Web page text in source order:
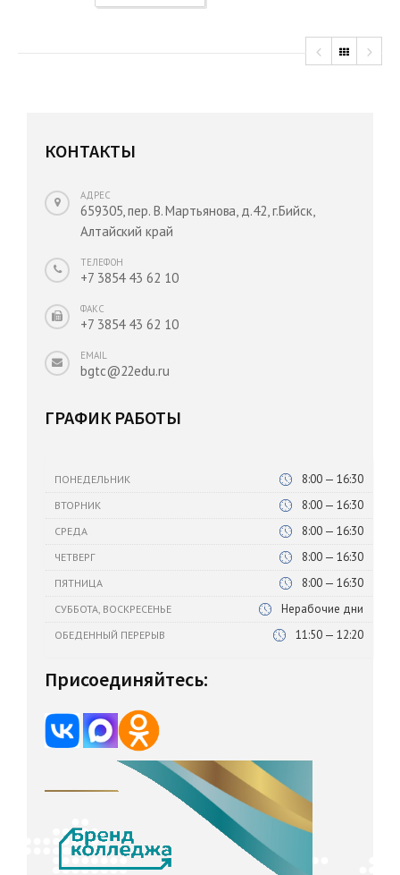
КОНТАКТЫ
АДРЕС
659305, пер. В. Мартьянова, д.42, г.Бийск,
Алтайский край
ТЕЛЕФОН
+7 3854 43 62 10
ФАКС
+7 3854 43 62 10
EMAIL
bgtc@22edu.ru
ГРАФИК РАБОТЫ
ПОНЕДЕЛЬНИК 8:00 — 16:30
ВТОРНИК 8:00 — 16:30
СРЕДА 8:00 — 16:30
ЧЕТВЕРГ 8:00 — 16:30
ПЯТНИЦА 8:00 — 16:30
СУББОТА, ВОСКРЕСЕНЬЕ Нерабочие дни
ОБЕДЕННЫЙ ПЕРЕРЫВ 11:50 — 12:20
Присоединяйтесь: